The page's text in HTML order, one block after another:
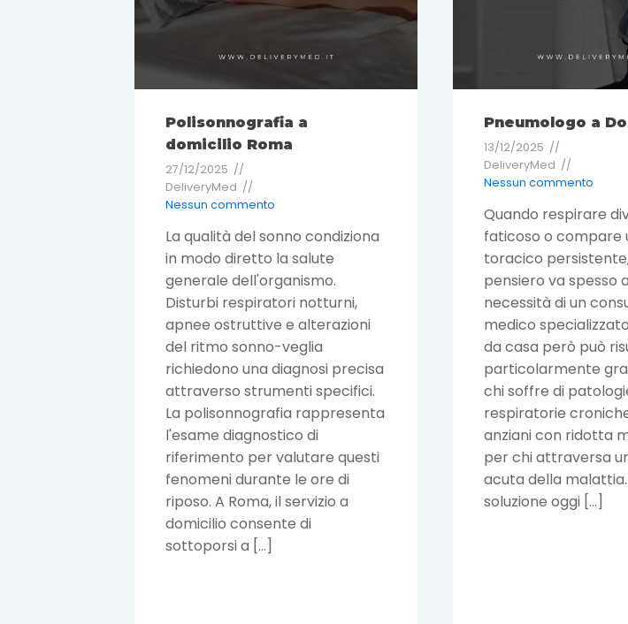
Polisonnografia a
domicilio Roma
27/12/2025
DeliveryMed
Nessun commento
La qualità del sonno condiziona
in modo diretto la salute
generale dell'organismo.
Disturbi respiratori notturni,
apnee ostruttive e alterazioni
del ritmo sonno-veglia
richiedono una diagnosi precisa
attraverso strumenti specifici.
La polisonnografia rappresenta
l'esame diagnostico di
riferimento per valutare questi
fenomeni durante le ore di
riposo. A Roma, il servizio a
domicilio consente di
sottoporsi a […]
Pneumologo a
13/12/2025
DeliveryMed
Nessun commento
Quando respirare
faticoso o compare
toracico
pensiero va spesso
necessità di un
medico
da casa però può
particolarmente
chi soffre di
respiratorie
anziani con ridotta
per chi attraversa
acuta della malattia.
soluzione oggi […]